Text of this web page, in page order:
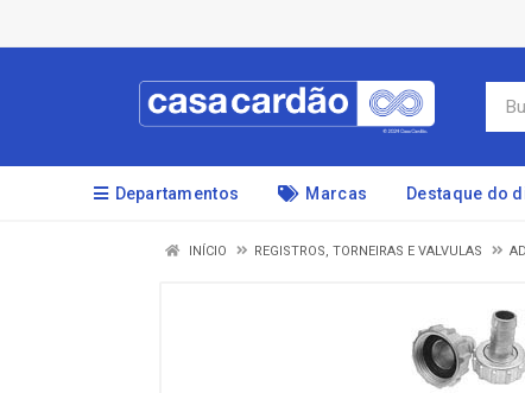
Departamentos Marcas Destaque do
INÍCIO REGISTROS, TORNEIRAS E VALVULAS